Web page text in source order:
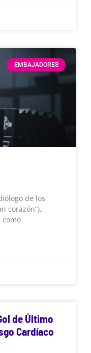
EMBAJADORES
de los
corazón”),
como
de Último
Cardíaco